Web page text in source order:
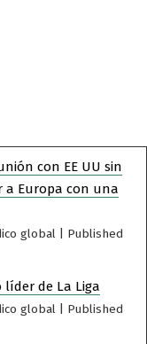
con EE UU sin
a Europa con una
global
Published
líder de La Liga
global
Published